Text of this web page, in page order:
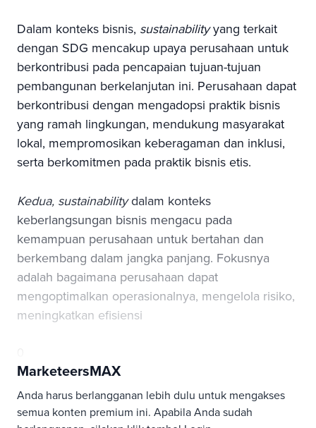
Dalam konteks bisnis, sustainabilityyang terkait
dengan SDG mencakup upaya perusahaan untuk
berkontribusi pada pencapaian tujuan-tujuan
pembangunan berkelanjutan ini. Perusahaan dapat
berkontribusi dengan mengadopsi praktik bisnis
yang ramah lingkungan, mendukung masyarakat
lokal, mempromosikan keberagaman dan inklusi,
serta berkomitmen pada praktik bisnis etis.
Kedua, sustainabilitydalam konteks
keberlangsungan bisnis mengacu pada
kemampuan perusahaan untuk bertahan dan
berkembang dalam jangka panjang. Fokusnya
adalah bagaimana perusahaan dapat
mengoptimalkan operasionalnya, mengelola risiko,
meningkatkan efisiensi
MarketeersMAX
Anda harus berlangganan lebih dulu untuk mengakses
semua konten premium ini. Apabila Anda sudah